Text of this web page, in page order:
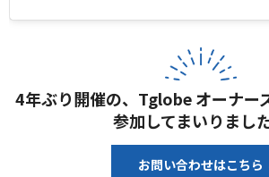
4年ぶり開催の、Tglobe オーナー
参加してまいりました
お問い合わせはこちら